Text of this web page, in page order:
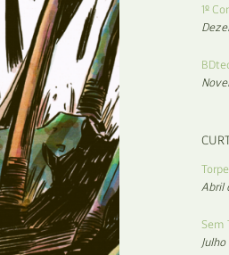
1º
Abril
Sem